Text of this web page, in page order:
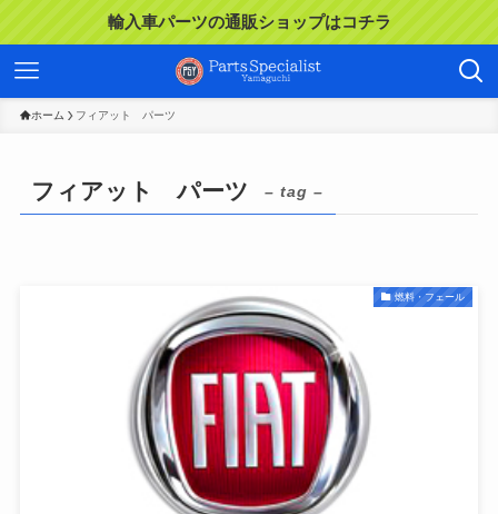
輸入車パーツの通販ショップはコチラ
ホーム フィアット パーツ
フィアット パーツ – tag –
燃料・フェール